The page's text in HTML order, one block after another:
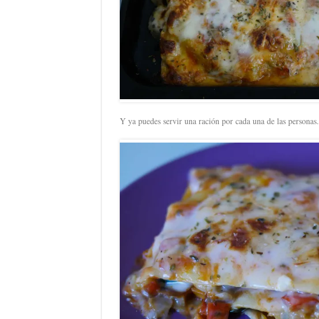
Y ya puedes servir una ración por cada una de las personas.